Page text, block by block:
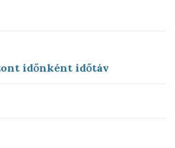
időnként időtáv